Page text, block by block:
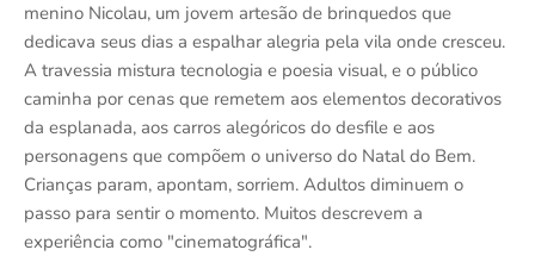
menino Nicolau, um jovem artesão de brinquedos que
dedicava seus dias a espalhar alegria pela vila onde cresceu.
A travessia mistura tecnologia e poesia visual, e o público
caminha por cenas que remetem aos elementos decorativos
da esplanada, aos carros alegóricos do desfile e aos
personagens que compõem o universo do Natal do Bem.
Crianças param, apontam, sorriem. Adultos diminuem o
passo para sentir o momento. Muitos descrevem a
experiência como "cinematográfica".